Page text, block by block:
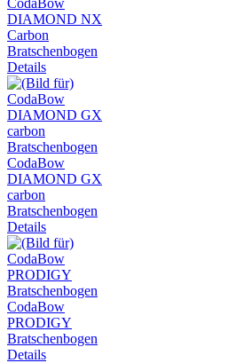
DIAMOND NX
Carbon
Bratschenbogen
Details
CodaBow
DIAMOND GX
carbon
Bratschenbogen
Details
CodaBow
PRODIGY
Bratschenbogen
Details